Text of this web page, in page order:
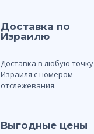
Доставка по
Израилю
Доставка в любую точку
Израиля с номером
отслежевания.
Выгодные цены